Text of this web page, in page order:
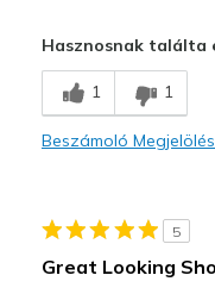
Breathe Well
Comfortable
Legjobb használat
Hasznosnak találta
1 1
Beszámoló
5
Great Looking